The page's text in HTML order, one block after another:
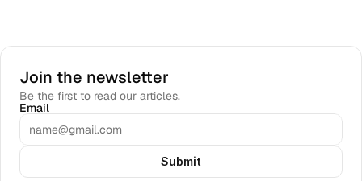
Join the newsletter
Be the first to read our articles.
Email
Submit